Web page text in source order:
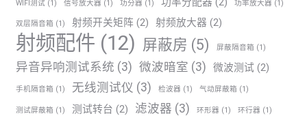
WIFI测试 (1) 信号放大器 (1) 功分器 (1) 功率放大器 (1)
双层隔音箱 (1) 射频开关矩阵 (2) 射频放大器 (2)
射频配件 (12) 屏蔽房 (5) 屏蔽隔音箱 (1)
异音异响测试系统 (3) 微波暗室 (3) 微波测试 (2)
手机隔音箱 (1) 无线测试仪 (3) 检波器 (1) 气动屏蔽箱 (1)
测试屏蔽箱 (1) 测试转台 (2) 滤波器 (3) 环形器 (1) 环行器 (1)